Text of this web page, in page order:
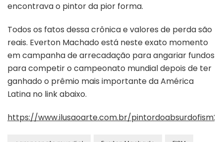
encontrava o pintor da pior forma.
Todos os fatos dessa crônica e valores de perda são
reais. Everton Machado está neste exato momento
em campanha de arrecadação para angariar fundos
para competir o campeonato mundial depois de ter
ganhado o prêmio mais importante da América
Latina no link abaixo.
https://www.ilusaoarte.com.br/